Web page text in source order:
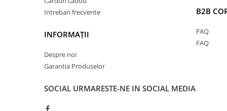
Intrebari frecvente
INFORMAȚII
Despre noi
Garantia Produselor
B2B
FAQ
FAQ
SOCIAL URMARESTE-NE IN SOCIAL MEDIA